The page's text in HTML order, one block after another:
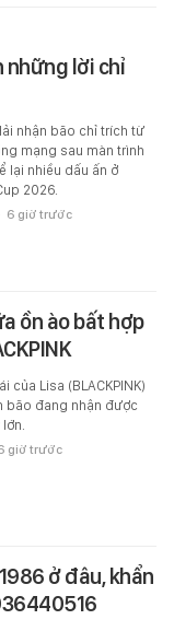
những lời chỉ
nhận bão chỉ trích từ
mạng sau màn trình
lại nhiều dấu ấn ở
2026.
6 giờ trước
ồn ào bất hợp
của Lisa (BLACKPINK)
bão đang nhận được
giờ trước
ở đâu, khẩn